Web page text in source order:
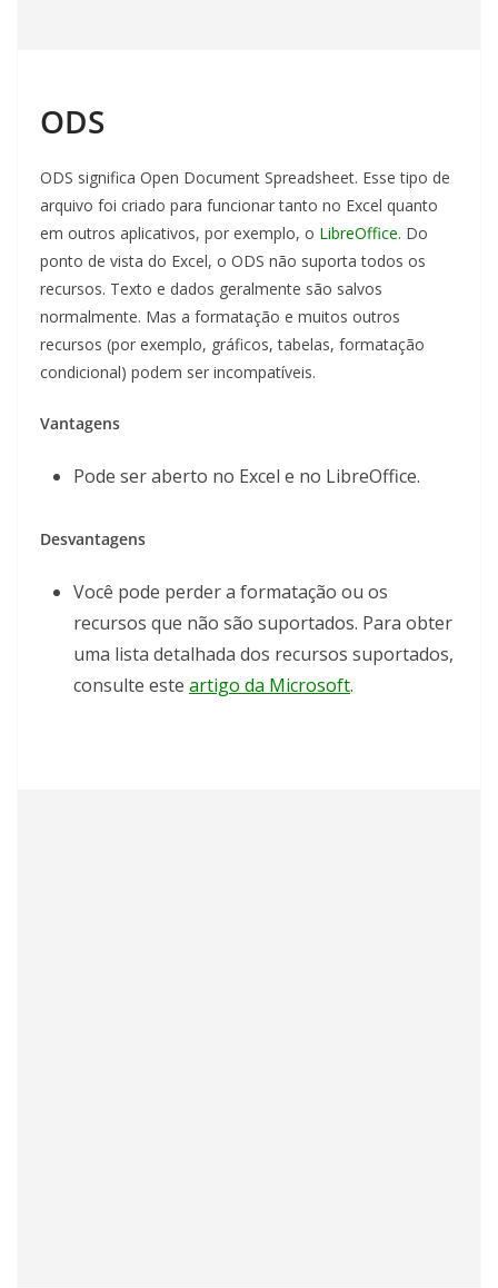
ODS
ODS significa Open Document Spreadsheet. Esse tipo de
arquivo foi criado para funcionar tanto no Excel quanto
em outros aplicativos, por exemplo, o LibreOffice. Do
ponto de vista do Excel, o ODS não suporta todos os
recursos. Texto e dados geralmente são salvos
normalmente. Mas a formatação e muitos outros
recursos (por exemplo, gráficos, tabelas, formatação
condicional) podem ser incompatíveis.
Vantagens
Pode ser aberto no Excel e no LibreOffice.
Desvantagens
Você pode perder a formatação ou os
recursos que não são suportados. Para obter
uma lista detalhada dos recursos suportados,
consulte este artigo da Microsoft.